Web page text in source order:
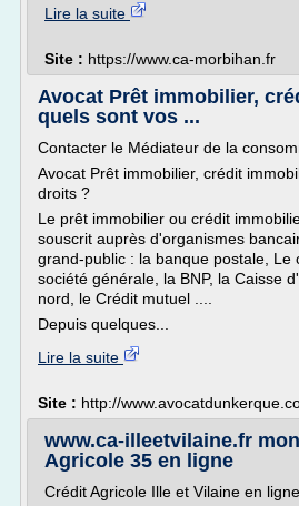
Lire la suite
Site : https://www.ca-morbihan.fr
Avocat Prêt immobilier,
quels sont vos ...
Contacter le Médiateur de la
Avocat Prêt immobilier, crédit
droits ?
Le prêt immobilier ou crédit
souscrit auprès d'organismes
grand-public : la banque postale, Le
société générale, la BNP, la Caisse
nord, le Crédit mutuel ....
Depuis quelques...
Lire la suite
Site : http://
www.ca-illeetvilaine.fr
Agricole 35 en ligne
Crédit Agricole Ille et Vilaine en